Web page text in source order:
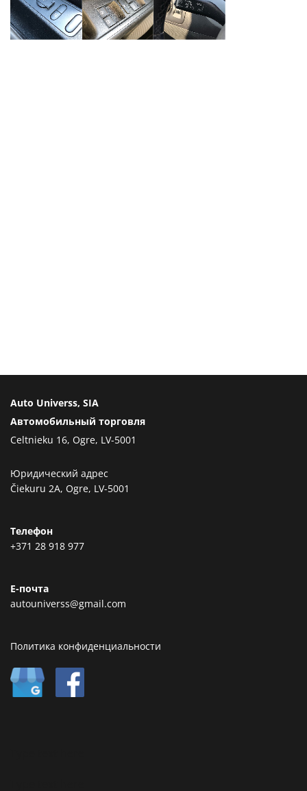
Auto Universs, SIA
Автомобильный торговля
Celtnieku 16, Ogre, LV-5001
Юридический адрес
Čiekuru 2A, Ogre, LV-5001
Телефон
+371 28 918 977
Е-почта
autouniverss@gmail.com
Политика конфиденциальности